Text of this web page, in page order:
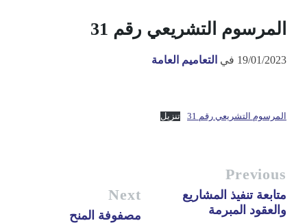
المرسوم التشريعي رقم 31
19/01/2023 في التعاميم العامة
المرسوم التشريعي رقم 31 تنزيل
Previous
متابعة تنفيذ المشاريع
والعقود المبرمة
Next
مصفوفة المنح